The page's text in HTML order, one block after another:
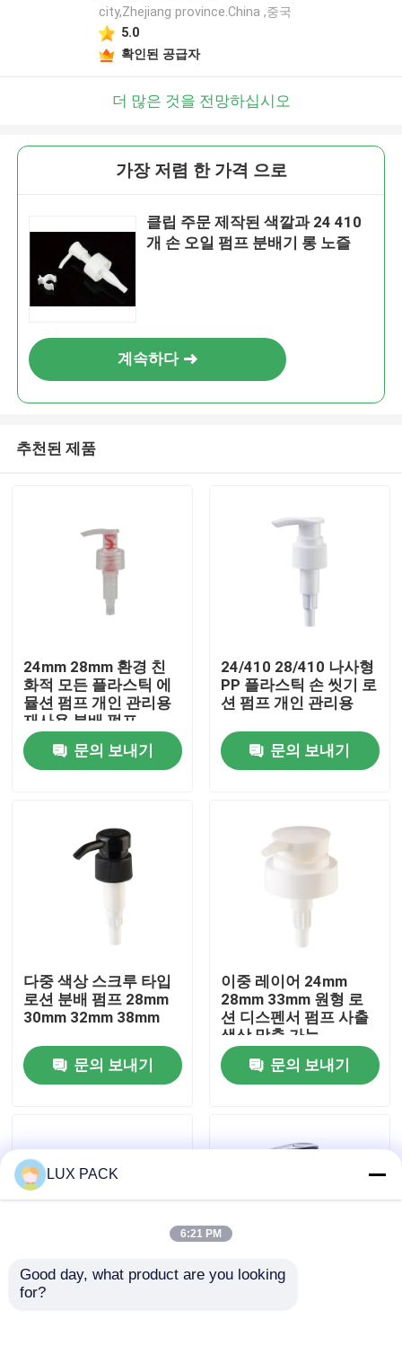
우리에 대하여
공장 여행
연락주세요
경우
city,Zhejiang province.China ,중국
5.0
확인된 공급자
더 많은 것을 전망하십시오
가장 저렴 한 가격 으로
클립 주문 제작된 색깔과 24 410
개 손 오일 펌프 분배기 롱 노즐
계속하다
추천된 제품
24mm 28mm 환경 친
화적 모든 플라스틱 에
뮬션 펌프 개인 관리용
재사용 분배 펌프
문의 보내기
24/410 28/410 나사형
PP 플라스틱 손 씻기 로
션 펌프 개인 관리용
문의 보내기
다중 색상 스크루 타입
로션 분배 펌프 28mm
30mm 32mm 38mm
문의 보내기
이중 레이어 24mm
28mm 33mm 원형 로
션 디스펜서 펌프 사출
색상 맞춤 가능
문의 보내기
나사형 외부 스프링 플
LUX PACK
6:21 PM
Good day, what product are you looking
for?